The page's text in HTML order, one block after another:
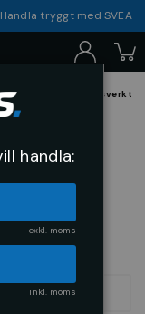
Handla tryggt med
Hylsor och hylsverktyg
SORTERA
handla:
exkl. moms
inkl. moms